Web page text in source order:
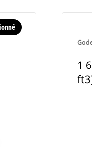
1